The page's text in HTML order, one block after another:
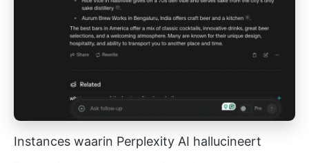
Instances waarin Perplexity AI hallucineert